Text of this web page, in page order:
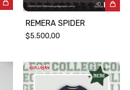
REMERA SPIDER
$5.500,00